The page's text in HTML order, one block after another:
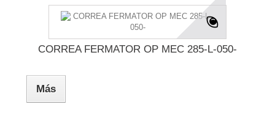
CORREA FERMATOR OP MEC 285-L-050-
Más